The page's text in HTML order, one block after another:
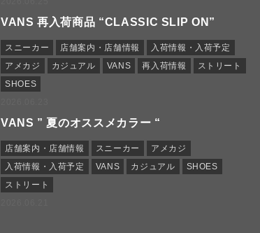
VANS 再入荷商品 “CLASSIC SLIP ON”
スニーカー 店舗案内・店舗情報
入荷情報・入荷予定
アメカジ
カジュアル VANS 再入荷情報
ストリート
SHOES
VANS ” 夏のオススメカラー “
店舗案内・店舗情報 スニーカー
アメカジ
入荷情報・入荷予定
VANS カジュアル
SHOES
ストリート